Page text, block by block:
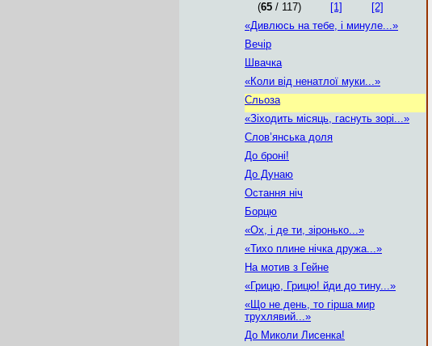
(65 / 117) [1]
[2]
«Дивлюсь на тебе, і минуле...»
Вечір
Швачка
«Коли від ненатлої муки...»
Сльоза
«Зіходить місяць, гаснуть зорі...»
Слов’янська доля
До броні!
До Дунаю
Остання ніч
Борцю
«Ох, і де ти, зіронько...»
«Тихо плине нічка дружа...»
На мотив з Гейне
«Грицю, Грицю! йди до тину...»
«Що не день, то гірша мир
трухлявий...»
До Миколи Лисенка!